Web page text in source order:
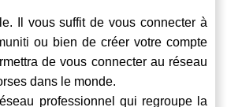
Il vous suffit de vous connecter à
ou bien de créer votre compte
de vous connecter au réseau
dans le monde.
professionnel qui regroupe la